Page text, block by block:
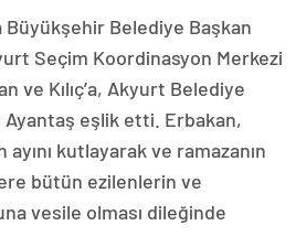
Büyükşehir Belediye Başkan
Seçim Koordinasyon Merkezi
ve Kılıç’a, Akyurt Belediye
Ayantaş eşlik etti. Erbakan,
kutlayarak ve ramazanın
bütün ezilenlerin ve
vesile olması dileğinde